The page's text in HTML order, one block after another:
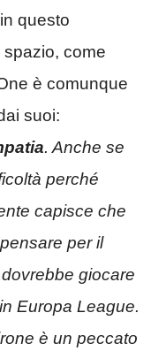
questo
come
è comunque
suoi:
. Anche se
perché
capisce che
per il
giocare
Europa League.
è un peccato